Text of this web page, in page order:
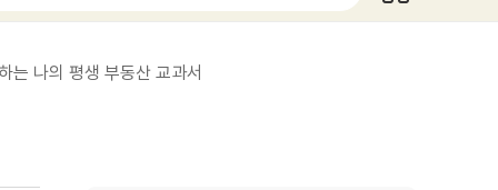
는 나의 평생 부동산 교과서